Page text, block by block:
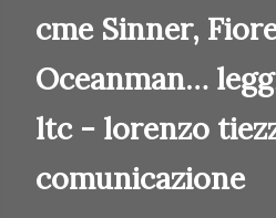
cme Sinner,
Oceanman…
ltc - lorenzo
comunicazione